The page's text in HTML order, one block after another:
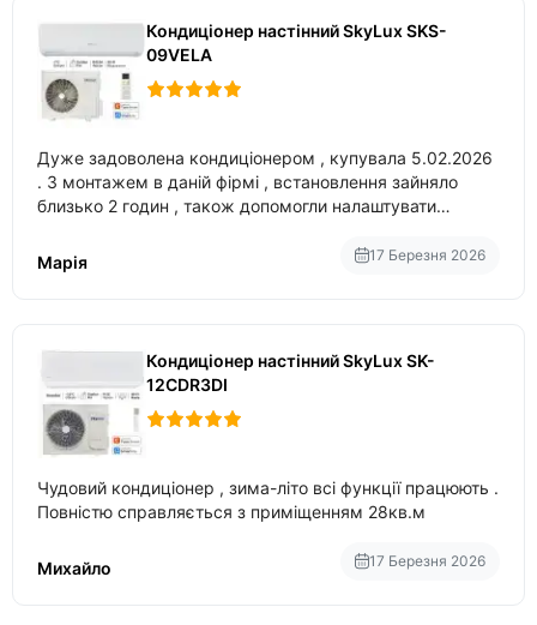
Кондиціонер настінний SkyLux SKS-
09VELA
Дуже задоволена кондиціонером , купувала 5.02.2026
. З монтажем в даній фірмі , встановлення зайняло
близько 2 годин , також допомогли налаштувати
Марія
17 Березня 2026
Кондиціонер настінний SkyLux SK-
12CDR3DI
Чудовий кондиціонер , зима-літо всі функції працюють .
Повністю справляється з приміщенням 28кв.м
Михайло 17 Березня 2026